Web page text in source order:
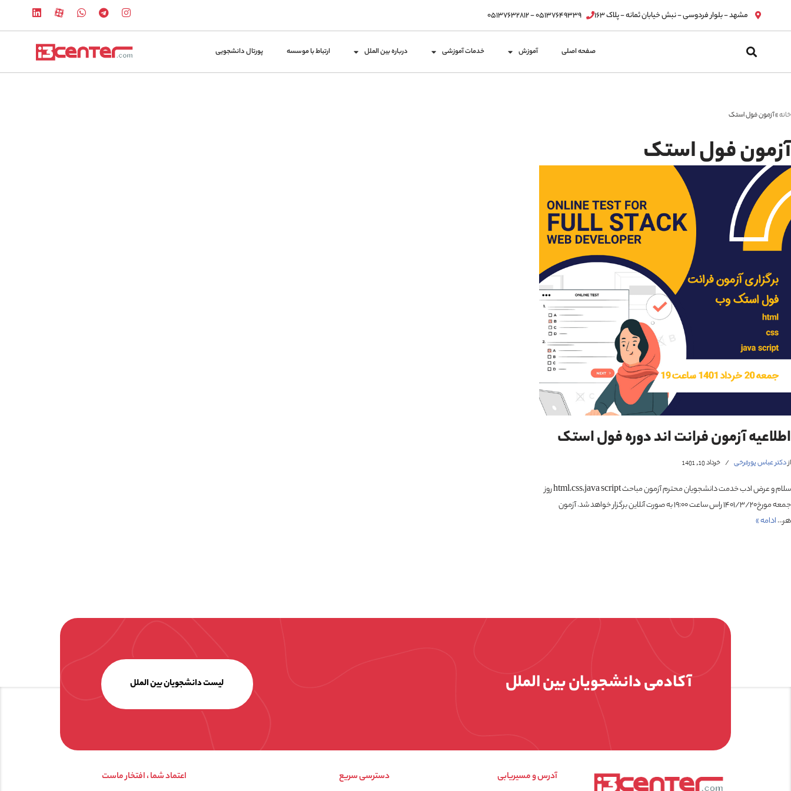
مشهد - بلوار فردوسی - نبش خیابان ثمانه - پلاک ۱۶۳ ۰۵۱۳۷۶۴۹۳۳۹ - ۰۵۱۳۷۶۳۲۸۱۲
صفحه اصلی آموزش خدمات آموزشی درباره بین الملل ارتباط با موسسه پورتال دانشجویی
خانه»آزمون فول استک
آزمون فول استک
اطلاعیه آزمون فرانت اند دوره فول استک
ازدکتر عباس پورفرخی خرداد 10, 1401
سلام و عرض ادب خدمت دانشجویان محترم آزمون مباحث html،css،java script روز
جمعه مورخ۱۴۰۱/۳/۲۰ راس ساعت ۱۹:۰۰ به صورت آنلاین برگزار خواهد شد. آزمون
هر…ادامه »
آکادمی دانشجویان بین الملل لیست دانشجویان بین الملل
آدرس و مسیریابی
دسترسی سریع اعتماد شما ، افتخار ماست